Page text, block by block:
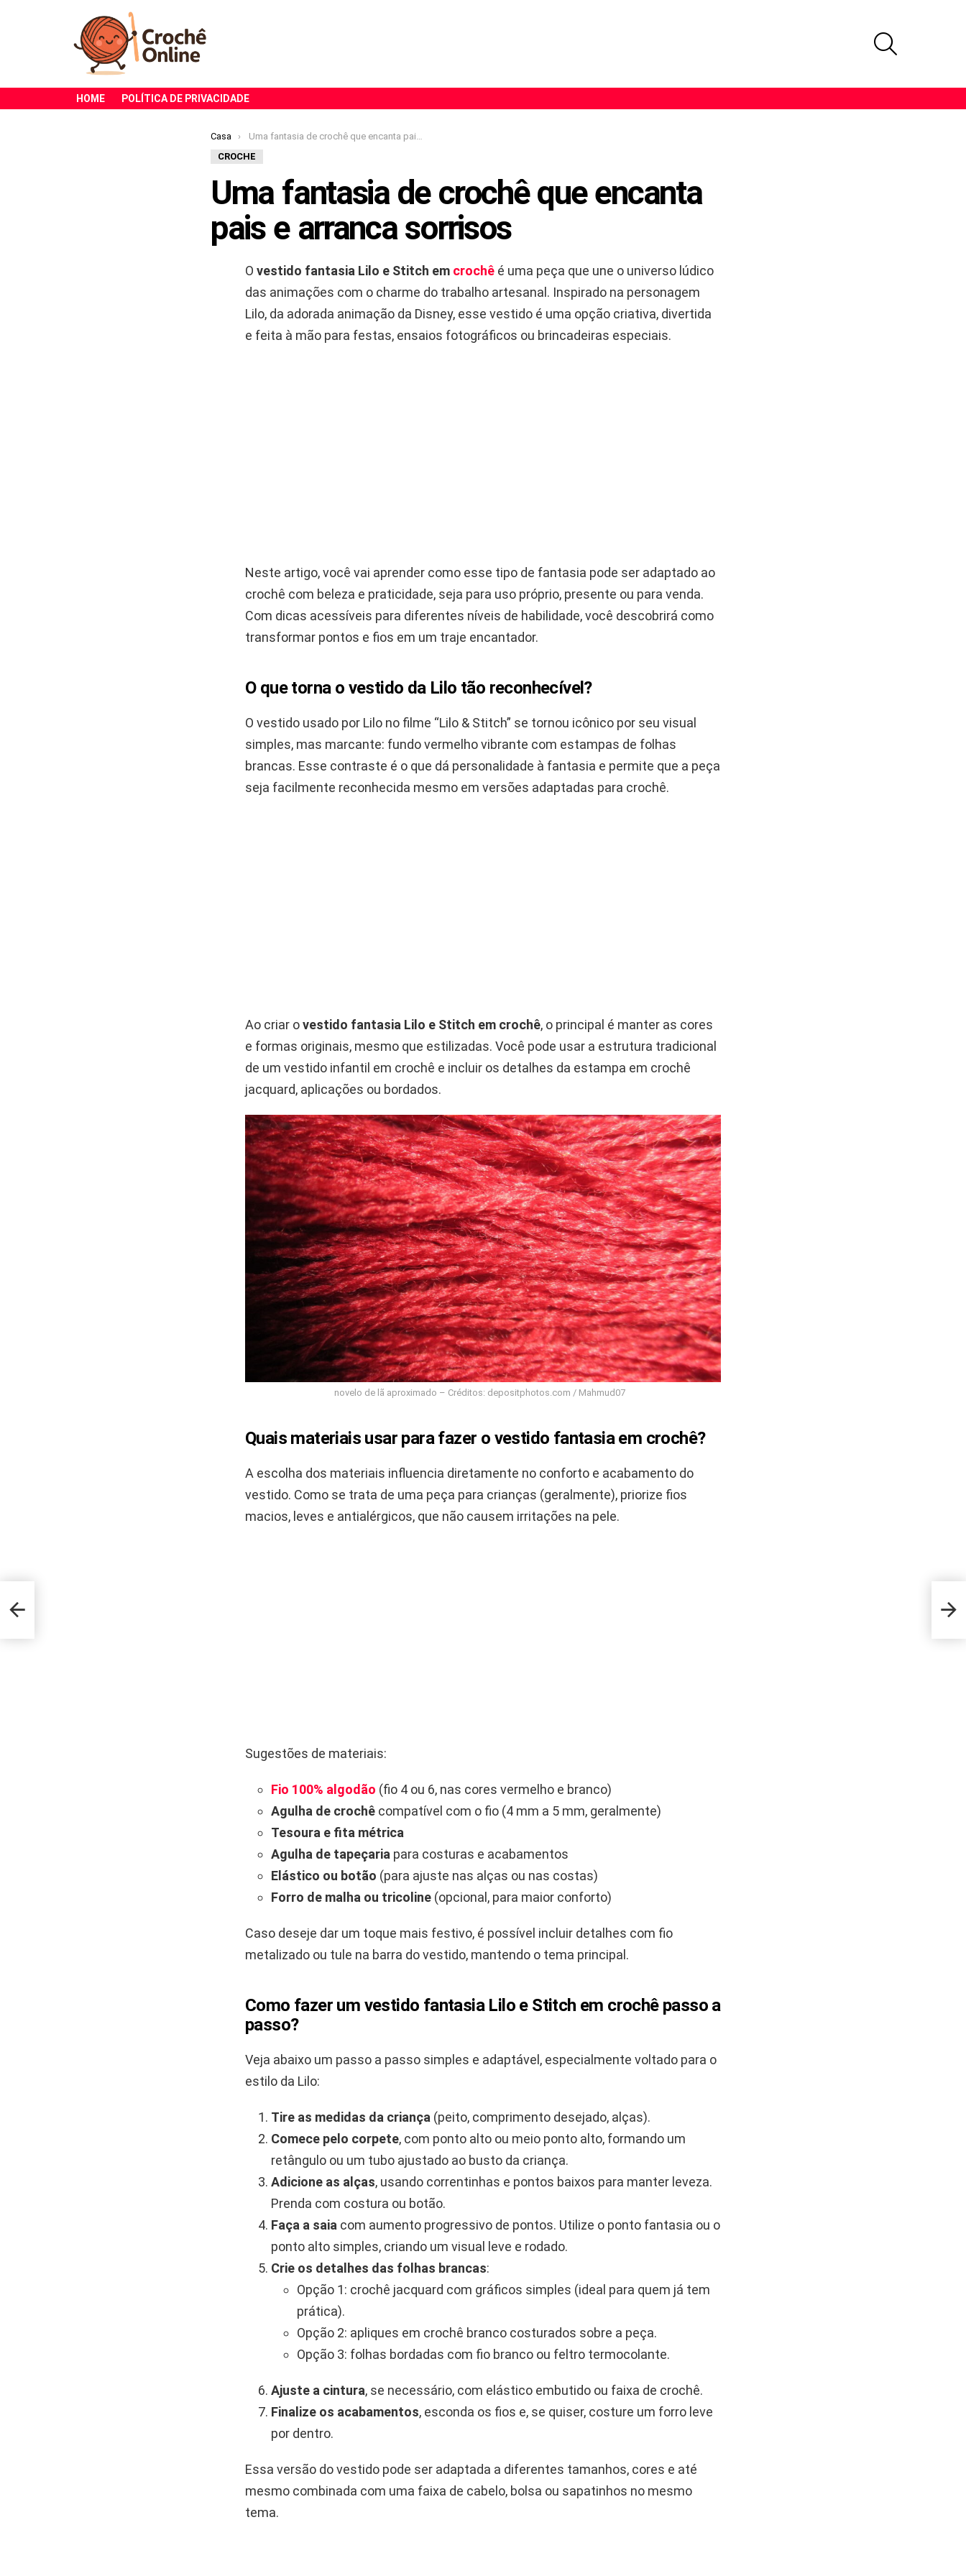
HOME POLÍTICA DE PRIVACIDADE
Você está aqui:
Casa
Uma fantasia de crochê que encanta pais e arranca sorrisos
CROCHE
Uma fantasia de crochê que encanta
pais e arranca sorrisos
O vestido fantasia Lilo e Stitch em crochê é uma peça que une o universo lúdico
das animações com o charme do trabalho artesanal. Inspirado na personagem
Lilo, da adorada animação da Disney, esse vestido é uma opção criativa, divertida
e feita à mão para festas, ensaios fotográficos ou brincadeiras especiais.
Neste artigo, você vai aprender como esse tipo de fantasia pode ser adaptado ao
crochê com beleza e praticidade, seja para uso próprio, presente ou para venda.
Com dicas acessíveis para diferentes níveis de habilidade, você descobrirá como
transformar pontos e fios em um traje encantador.
O que torna o vestido da Lilo tão reconhecível?
O vestido usado por Lilo no filme “Lilo & Stitch” se tornou icônico por seu visual
simples, mas marcante: fundo vermelho vibrante com estampas de folhas
brancas. Esse contraste é o que dá personalidade à fantasia e permite que a peça
seja facilmente reconhecida mesmo em versões adaptadas para crochê.
Ao criar ovestido fantasia Lilo e Stitch em crochê, o principal é manter as cores
e formas originais, mesmo que estilizadas. Você pode usar a estrutura tradicional
de um vestido infantil em crochê e incluir os detalhes da estampa em crochê
jacquard, aplicações ou bordados.
novelo de lã aproximado – Créditos: depositphotos.com / Mahmud07
Quais materiais usar para fazer o vestido fantasia em crochê?
A escolha dos materiais influencia diretamente no conforto e acabamento do
vestido. Como se trata de uma peça para crianças (geralmente), priorize fios
macios, leves e antialérgicos, que não causem irritações na pele.
Sugestões de materiais:
Fio 100% algodão (fio 4 ou 6, nas cores vermelho e branco)
Agulha de crochê compatível com o fio (4 mm a 5 mm, geralmente)
Tesoura e fita métrica
Agulha de tapeçaria para costuras e acabamentos
Elástico ou botão (para ajuste nas alças ou nas costas)
Forro de malha ou tricoline (opcional, para maior conforto)
Caso deseje dar um toque mais festivo, é possível incluir detalhes com fio
metalizado ou tule na barra do vestido, mantendo o tema principal.
Como fazer um vestido fantasia Lilo e Stitch em crochê passo a
passo?
Veja abaixo um passo a passo simples e adaptável, especialmente voltado para o
estilo da Lilo:
Tire as medidas da criança (peito, comprimento desejado, alças).
Comece pelo corpete, com ponto alto ou meio ponto alto, formando um
retângulo ou um tubo ajustado ao busto da criança.
Adicione as alças, usando correntinhas e pontos baixos para manter leveza.
Prenda com costura ou botão.
Faça a saia com aumento progressivo de pontos. Utilize o ponto fantasia ou o
ponto alto simples, criando um visual leve e rodado.
Crie os detalhes das folhas brancas:
Opção 1: crochê jacquard com gráficos simples (ideal para quem já tem
prática).
Opção 2: apliques em crochê branco costurados sobre a peça.
Opção 3: folhas bordadas com fio branco ou feltro termocolante.
Ajuste a cintura, se necessário, com elástico embutido ou faixa de crochê.
Finalize os acabamentos, esconda os fios e, se quiser, costure um forro leve
por dentro.
Essa versão do vestido pode ser adaptada a diferentes tamanhos, cores e até
mesmo combinada com uma faixa de cabelo, bolsa ou sapatinhos no mesmo
tema.